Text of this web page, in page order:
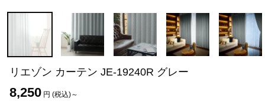
リエゾン カーテン JE-19240R グレー
8,250 円 (税込)～